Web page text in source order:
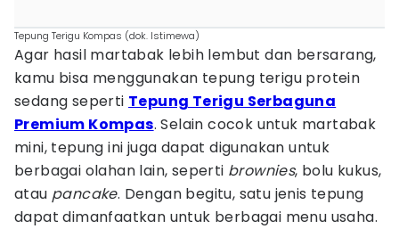
Tepung Terigu Kompas (dok. Istimewa)
Agar hasil martabak lebih lembut dan bersarang,
kamu bisa menggunakan tepung terigu protein
sedang seperti Tepung Terigu Serbaguna
Premium Kompas. Selain cocok untuk martabak
mini, tepung ini juga dapat digunakan untuk
berbagai olahan lain, seperti brownies, bolu kukus,
atau pancake. Dengan begitu, satu jenis tepung
dapat dimanfaatkan untuk berbagai menu usaha.